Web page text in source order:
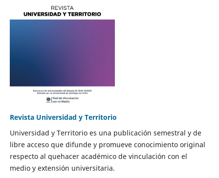
Revista Universidad y Territorio
Universidad y Territorio es una publicación semestral y de
libre acceso que difunde y promueve conocimiento original
respecto al quehacer académico de vinculación con el
medio y extensión universitaria.